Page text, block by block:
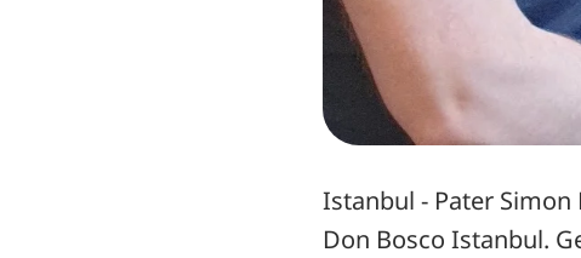
Istanbul - Pater
Don Bosco Istanbul.